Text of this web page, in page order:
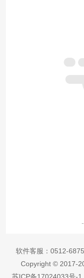
软件客服： 0512-
Copyright © 2017-
苏ICP备17024033号-1